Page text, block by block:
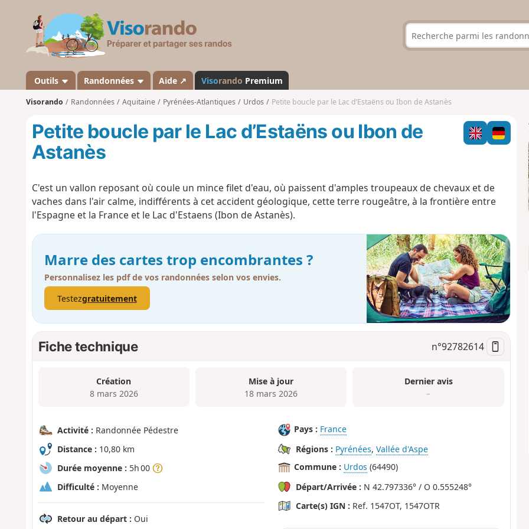
s
a
n
d
Outils Randonnées Aide ↗ Visorando Premium
Visorando Randonnées Aquitaine Pyrénées-Atlantiques Urdos Petite boucle par le Lac d’Estaëns ou Ibon de Astanès
Petite boucle par le Lac d’Estaëns ou Ibon de
Astanès
C'est un vallon reposant où coule un mince filet d'eau, où paissent d'amples troupeaux de chevaux et de
vaches dans l'air calme, indifférents à cet accident géologique, cette terre rougeâtre, à la frontière entre
l'Espagne et la France et le Lac d'Estaens (Ibon de Astanès).
Marre des cartes trop encombrantes ?
Personnalisez les pdf de vos randonnées selon vos envies.
Testezgratuitement
Fiche technique n°92782614
Création
8 mars 2026
Mise à jour
18 mars 2026
Dernier avis
–
Activité : Randonnée Pédestre
Distance : 10,80 km
Durée moyenne : 5h 00
Difficulté : Moyenne
Retour au départ : Oui
Pays : France
Régions : Pyrénées,Vallée d'Aspe
Commune : Urdos (64490)
Départ/Arrivée : N 42.797336° / O 0.555248°
Carte(s) IGN : Ref. 1547OT, 1547OTR